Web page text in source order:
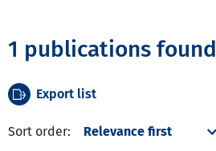
1 publications found
Export list
Sort order: